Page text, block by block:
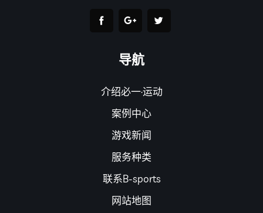
导航
介绍必一·运动
案例中心
游戏新闻
服务种类
联系B-sports
网站地图